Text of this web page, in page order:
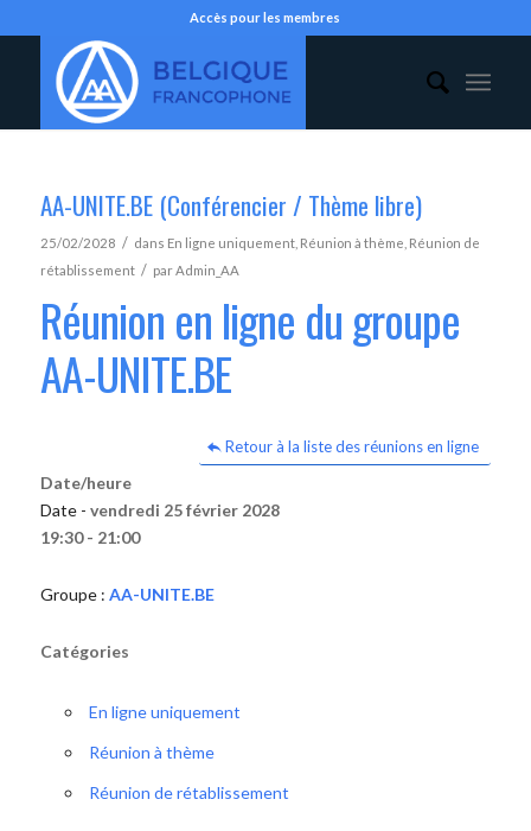
Accès pour les membres
AA-UNITE.BE (Conférencier / Thème libre)
25/02/2028 / dans En ligne uniquement, Réunion à thème Réunion de
rétablissement / parAdmin_AA
Réunion en ligne du groupe
AA-UNITE.BE
Retour à la liste des réunions en ligne
Date/heure
Date - vendredi 25 février 2028
19:30 - 21:00
Groupe : AA-UNITE.BE
Catégories
En ligne uniquement
Réunion à thème
Réunion de rétablissement